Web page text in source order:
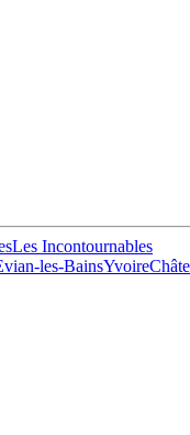
Les Incontournables
les-BainsYvoire